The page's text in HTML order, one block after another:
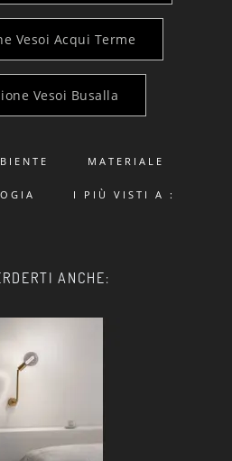
Vesoi Acqui Terme
Vesoi Busalla
MATERIALE
I PIÙ VISTI A :
ANCHE: